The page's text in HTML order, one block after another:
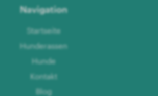
Navigation
Startseite
Hunderassen
Hunde
Kontakt
Blog